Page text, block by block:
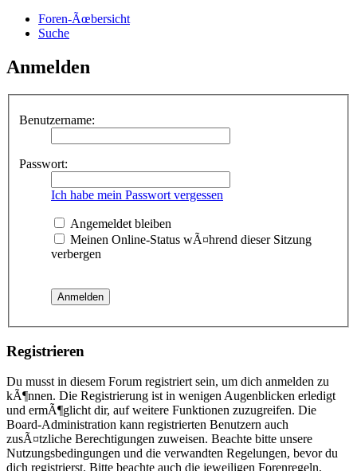
Foren-Ãœbersicht
Suche
Anmelden
Benutzername:
Passwort:
Ich habe mein Passwort vergessen
Angemeldet bleiben
Meinen Online-Status wÃ¤hrend dieser Sitzung
verbergen
Registrieren
Du musst in diesem Forum registriert sein, um dich anmelden zu
kÃ¶nnen. Die Registrierung ist in wenigen Augenblicken erledigt
und ermÃ¶glicht dir, auf weitere Funktionen zuzugreifen. Die
Board-Administration kann registrierten Benutzern auch
zusÃ¤tzliche Berechtigungen zuweisen. Beachte bitte unsere
Nutzungsbedingungen und die verwandten Regelungen, bevor du
dich registrierst. Bitte beachte auch die jeweiligen Forenregeln,